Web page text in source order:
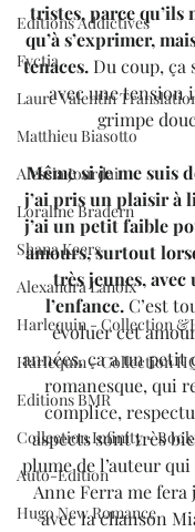
Editions Addictives
Fyctia
Laure Valentin
Matthieu Biasotto
Alessia Jourdain
Loraline Bradern
Shana Keers
Alexandra Lanoix
Harlequin - Collection
Harlequin - Collection
Editions BMR
Collection Infinity -
Auto-Edition
Hugo New Romance
tristes, parce qu’ils
qu’à s’exprimer,
tenaces. Du coup, ça
avec une tension
grimpe
Même si je me suis
j’ai pris un plaisir à
j’ai un petit faible
amours, surtout
très jeunes,
l’enfance. C’est
évoluer cet
années, ça a un
romanesque, qui
complice,
aspects sont très
plume de l’auteur
Anne Ferra me
avec la chanson